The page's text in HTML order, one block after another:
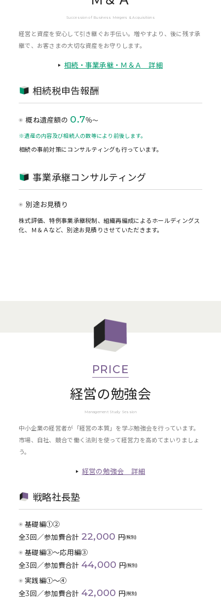
Succession of Business Mergers & Acquisitions
経営と資産を安心して引き継ぐお手伝い。増やすより、後に残す承
継で、お客さまの大切な資産をお守りします。
相続・事業承継・Ｍ＆Ａ 詳細
相続税申告報酬
概ね遺産額の 0.7％〜
※遺産の内容及び相続人の数等により前後します。
相続の事前対策にコンサルティングも行っています。
事業承継コンサルティング
別途お見積り
株式評価、特例事業承継税制、組織再編成によるホールディングス
化、Ｍ＆Ａなど、別途お見積りさせていただきます。
PRICE
経営の勉強会
Management Study Session
中小企業の経営者が「経営の本質」を学ぶ勉強会を行っています。
市場、自社、競合で働く法則を使って経営力を高めてまいりましょ
う。
経営の勉強会 詳細
戦略社長塾
基礎編①②
全3回／参加費合計 22,000 円(税別)
基礎編③〜応用編③
全3回／参加費合計 44,000 円(税別)
実践編①〜④
全3回／参加費合計 42,000 円(税別)